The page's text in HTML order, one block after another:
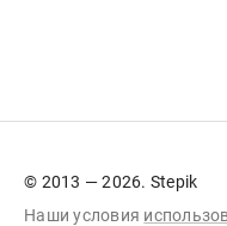
© 2013 — 2026. Stepik
Наши условия